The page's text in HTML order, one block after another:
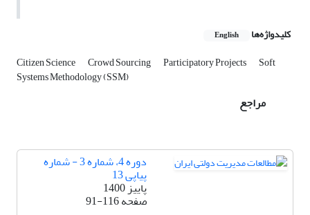
کلیدواژه‌ها English
Citizen Science Crowd Sourcing Participatory Projects Soft
Systems Methodology (SSM)
مراجع
دوره 4، شماره 3 - شماره
پیاپی 13
پاییز 1400
صفحه91-116